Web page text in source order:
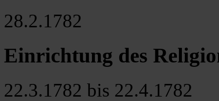
28.2.1782
Einrichtung des
22.3.1782 bis 22.4.1782